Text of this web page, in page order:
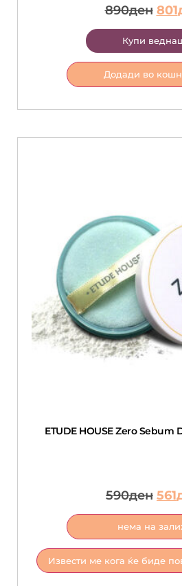
890ден 801
Купи
Додади во
ETUDE HOUSE Zero
590ден 561
нема на
Извести ме кога ќе биде